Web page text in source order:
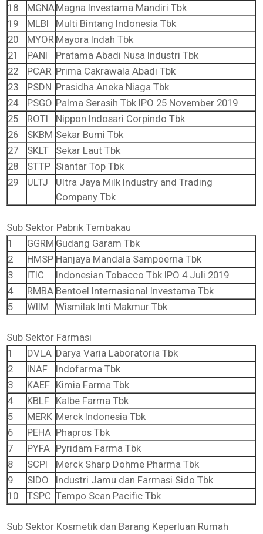
18
MGNAMagna Investama Mandiri Tbk
19
MLBI
Multi Bintang Indonesia Tbk
20
MYOR Mayora Indah Tbk
21
PANI
Pratama Abadi Nusa Industri Tbk
22
PCAR Prima Cakrawala Abadi Tbk
23
PSDN Prasidha Aneka Niaga Tbk
24
PSGO Palma Serasih Tbk IPO 25 November 2019
25
ROTI
Nippon Indosari Corpindo Tbk
26
SKBM Sekar Bumi Tbk
27
SKLT
Sekar Laut Tbk
28
STTP Siantar Top Tbk
29
ULTJ
Ultra Jaya Milk Industry and Trading
Company Tbk
Sub Sektor Pabrik Tembakau
1
GGRM Gudang Garam Tbk
2
HMSP Hanjaya Mandala Sampoerna Tbk
3
ITIC
Indonesian Tobacco Tbk IPO 4 Juli 2019
4
RMBA Bentoel Internasional Investama Tbk
5
WIIM Wismilak Inti Makmur Tbk
Sub Sektor Farmasi
1
DVLA Darya Varia Laboratoria Tbk
2
INAF
Indofarma Tbk
3
KAEF Kimia Farma Tbk
4
KBLF Kalbe Farma Tbk
5
MERK Merck Indonesia Tbk
6
PEHA Phapros Tbk
7
PYFA Pyridam Farma Tbk
8
SCPI
Merck Sharp Dohme Pharma Tbk
9
SIDO
Industri Jamu dan Farmasi Sido Tbk
10
TSPC Tempo Scan Pacific Tbk
Sub Sektor Kosmetik dan Barang Keperluan Rumah